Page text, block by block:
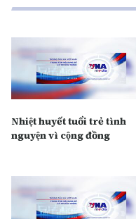
Nhiệt huyết tuổi trẻ tình
nguyện vì cộng đồng